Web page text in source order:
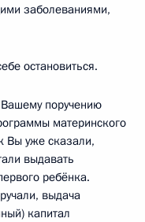
заболеваниями,
остановиться.
поручению
материнского
Вы уже сказали,
выдавать
ребёнка.
выдача
капитал